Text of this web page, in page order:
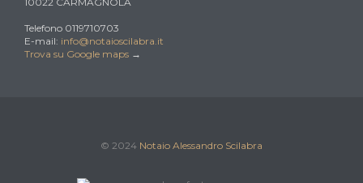
Telefono 0119710703
E-mail: info@notaioscilabra.it
Trova su Google maps →
© 2024 Notaio Alessandro Scilabra